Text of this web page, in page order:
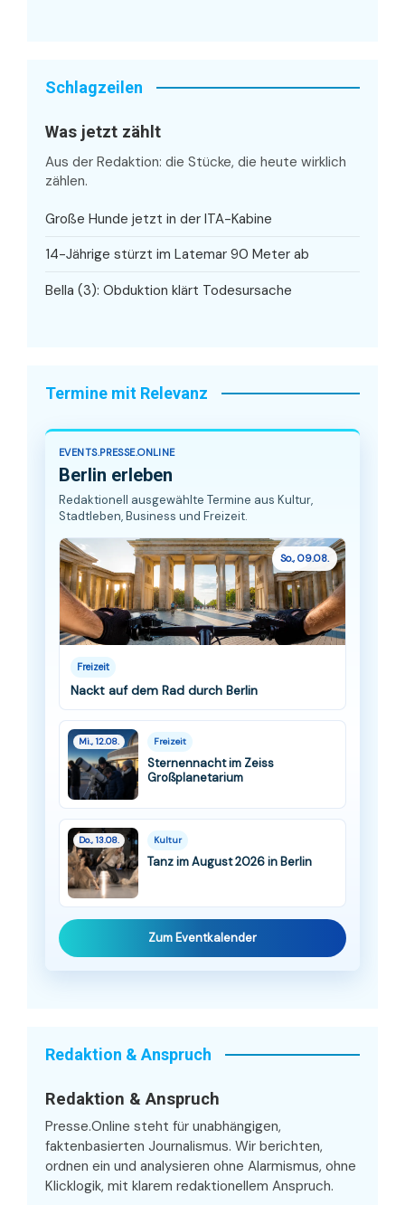
Schlagzeilen
Was jetzt zählt
Aus der Redaktion: die Stücke, die heute wirklich
zählen.
Große Hunde jetzt in der ITA-Kabine
14-Jährige stürzt im Latemar 90 Meter ab
Bella (3): Obduktion klärt Todesursache
Termine mit Relevanz
EVENTS.PRESSE.ONLINE
Berlin erleben
Redaktionell ausgewählte Termine aus Kultur,
Stadtleben, Business und Freizeit.
So., 09.08.
Freizeit
Nackt auf dem Rad durch Berlin
Mi., 12.08. Freizeit
Sternennacht im Zeiss
Großplanetarium
Do., 13.08. Kultur
Tanz im August 2026 in Berlin
Zum Eventkalender
Redaktion & Anspruch
Redaktion & Anspruch
Presse.Online steht für unabhängigen,
faktenbasierten Journalismus. Wir berichten,
ordnen ein und analysieren ohne Alarmismus, ohne
Klicklogik, mit klarem redaktionellem Anspruch.